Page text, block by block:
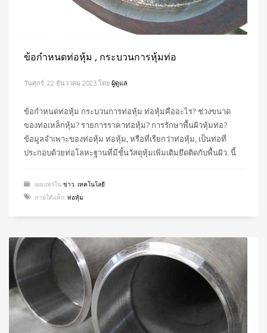
ข้อกำหนดท่อหุ้ม , กระบวนการหุ้มท่อ
วันศุกร์, 22 ธันวาคม 2023 โดย ผู้ดูแล
ข้อกำหนดท่อหุ้ม กระบวนการท่อหุ้ม ท่อหุ้มคืออะไร? ช่วงขนาด
ของท่อเหล็กหุ้ม? รายการราคาท่อหุ้ม? การรักษาพื้นผิวหุ้มท่อ?
ข้อมูลจำเพาะของท่อหุ้ม ท่อหุ้ม, หรือที่เรียกว่าท่อหุ้ม, เป็นท่อที่
ประกอบด้วยท่อโลหะฐานที่มีชั้นวัสดุหุ้มเพิ่มเติมยึดติดกับพื้นผิว. นี้
เผยแพร่ใน ข่าว, เทคโนโลยี
ภายใต้แท็ก: ท่อหุ้ม